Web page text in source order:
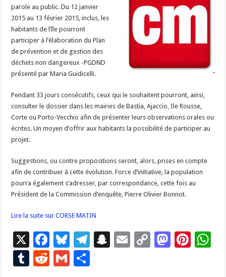
parole au public. Du 12 janvier
2015 au 13 février 2015, inclus, les
habitants de l’île pourront
participer à l’élaboration du Plan
de prévention et de gestion des
déchets non dangereux -PGDND
présenté par Maria Guidicelli.
Pendant 33 jours consécutifs, ceux qui le souhaitent pourront, ainsi,
consulter le dossier dans les mairies de Bastia, Ajaccio, Ile Rousse,
Corte ou Porto-Vecchio afin de présenter leurs observations orales ou
écrites. Un moyen d’offrir aux habitants la possibilité de participer au
projet.
Suggestions, ou contre propositions seront, alors, prises en compte
afin de contribuer à cette évolution. Force d’initiative, la population
pourra également s’adresser, par correspondance, cette fois au
Président de la Commission d’enquête, Pierre Olivier Bonnot.
Lire la suite sur CORSE MATIN
X
F
ac
e
Bl
u
es
T
S
E
C
M Pi
T
R
G